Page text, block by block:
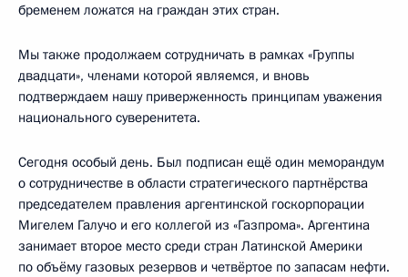
бременем ложатся на граждан этих стран.
Мы также продолжаем сотрудничать в рамках «Группы
двадцати», членами которой являемся, и вновь
подтверждаем нашу приверженность принципам уважения
национального суверенитета.
Сегодня особый день. Был подписан ещё один меморандум
о сотрудничестве в области стратегического партнёрства
председателем правления аргентинской госкорпорации
Мигелем Галучо и его коллегой из «Газпрома». Аргентина
занимает второе место среди стран Латинской Америки
по объёму газовых резервов и четвёртое по запасам нефти.